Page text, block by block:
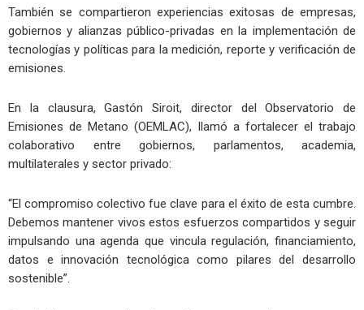
También se compartieron experiencias exitosas de empresas,
gobiernos y alianzas público-privadas en la implementación de
tecnologías y políticas para la medición, reporte y verificación de
emisiones.
En la clausura, Gastón Siroit, director del Observatorio de
Emisiones de Metano (OEMLAC), llamó a fortalecer el trabajo
colaborativo entre gobiernos, parlamentos, academia,
multilaterales y sector privado:
“El compromiso colectivo fue clave para el éxito de esta cumbre.
Debemos mantener vivos estos esfuerzos compartidos y seguir
impulsando una agenda que vincula regulación, financiamiento,
datos e innovación tecnológica como pilares del desarrollo
sostenible”.